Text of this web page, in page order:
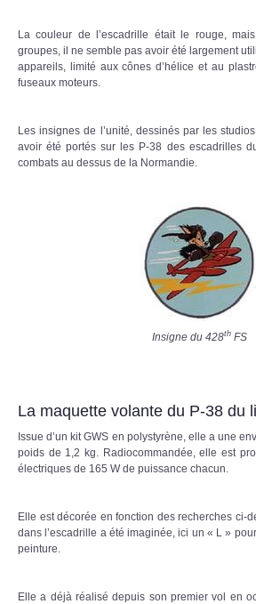
La couleur de l’escadrille était le rouge,
groupes, il ne semble pas avoir été largement
appareils, limité aux cônes d’hélice et au
fuseaux moteurs.
Les insignes de l’unité, dessinés par les
avoir été portés sur les P-38 des escadrilles
combats au dessus de la Normandie.
Insigne du 428thFS
La maquette volante du P-38 du
Issue d’un kit GWS en polystyrène, elle a une
poids de 1,2 kg. Radiocommandée, elle est
électriques de 165 W de puissance chacun.
Elle est décorée en fonction des recherches ci-
dans l’escadrille a été imaginée, ici un « L »
peinture.
Elle a déjà réalisé depuis son premier vol en